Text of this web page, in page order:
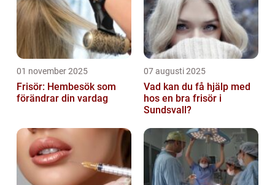
01 november 2025
Frisör: Hembesök som
förändrar din vardag
07 augusti 2025
Vad kan du få hjälp med
hos en bra frisör i
Sundsvall?